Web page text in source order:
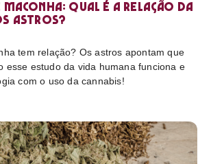
Qual é a relação da
astros?
tem relação? Os astros apontam que
esse estudo da vida humana funciona e
com o uso da cannabis!